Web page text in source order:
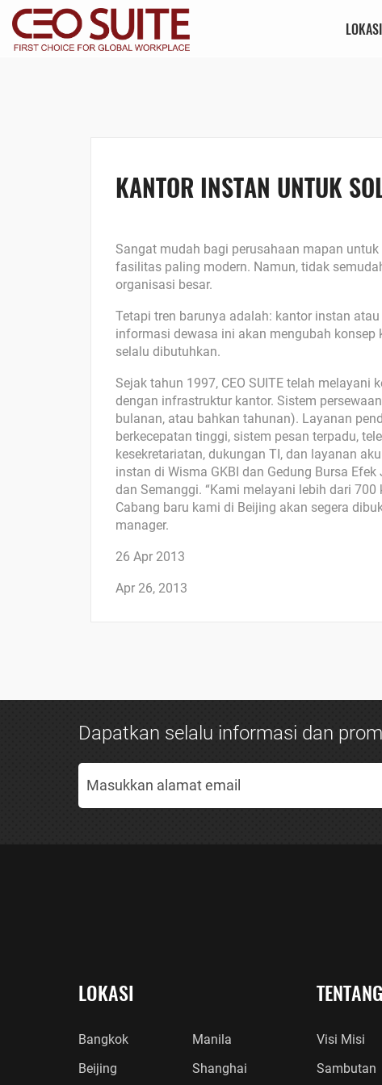
LOKASI
KANTOR INSTAN UNTUK
Sangat mudah bagi perusahaan mapan
fasilitas paling modern. Namun, tidak
organisasi besar.
Tetapi tren barunya adalah: kantor instan
informasi dewasa ini akan mengubah
selalu dibutuhkan.
Sejak tahun 1997, CEO SUITE telah
dengan infrastruktur kantor. Sistem
bulanan, atau bahkan tahunan). Layanan
berkecepatan tinggi, sistem pesan terpadu,
kesekretariatan, dukungan TI, dan layanan
instan di Wisma GKBI dan Gedung Bursa
dan Semanggi. “Kami melayani lebih dari
Cabang baru kami di Beijing akan segera
manager.
26 Apr 2013
Apr 26, 2013
Dapatkan selalu informasi dan
LOKASI
Bangkok
Beijing
Manila
Shanghai
Visi Misi
Sambutan